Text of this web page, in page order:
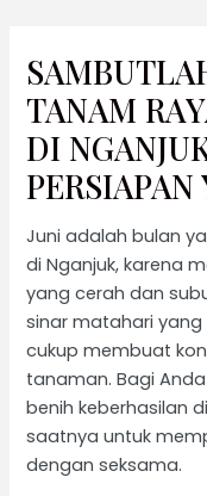
kontenTANAM
DI
Juni adalah bulan
di Nganjuk, karena
yang cerah dan
sinar matahari
cukup membuat
tanaman. Bagi
benih keberhasilan
saatnya untuk
dengan seksama.